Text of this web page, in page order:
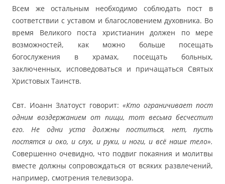
Всем же остальным необходимо соблюдать пост в
соответствии с уставом и благословением духовника. Во
время Великого поста христианин должен по мере
возможностей, как можно больше посещать
богослужения в храмах, посещaть больных,
заключенных, исповедоваться и причащаться Святых
Христовых Таинств.
Свт. Иоанн Златоуст говорит: «Кто ограничивает пост
одним воздержанием от пищи, тот весьма бесчестит
его. Не одни уста должны поститься, нет, пусть
постятся и око, и слух, и руки, и ноги, и всё наше тело».
Совершенно очевидно, что подвиг покаяния и молитвы
вместе должны сопровождаться от всяких развлечений,
например, смотрения телевизора.